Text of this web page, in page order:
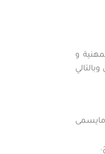
و
مايسمى